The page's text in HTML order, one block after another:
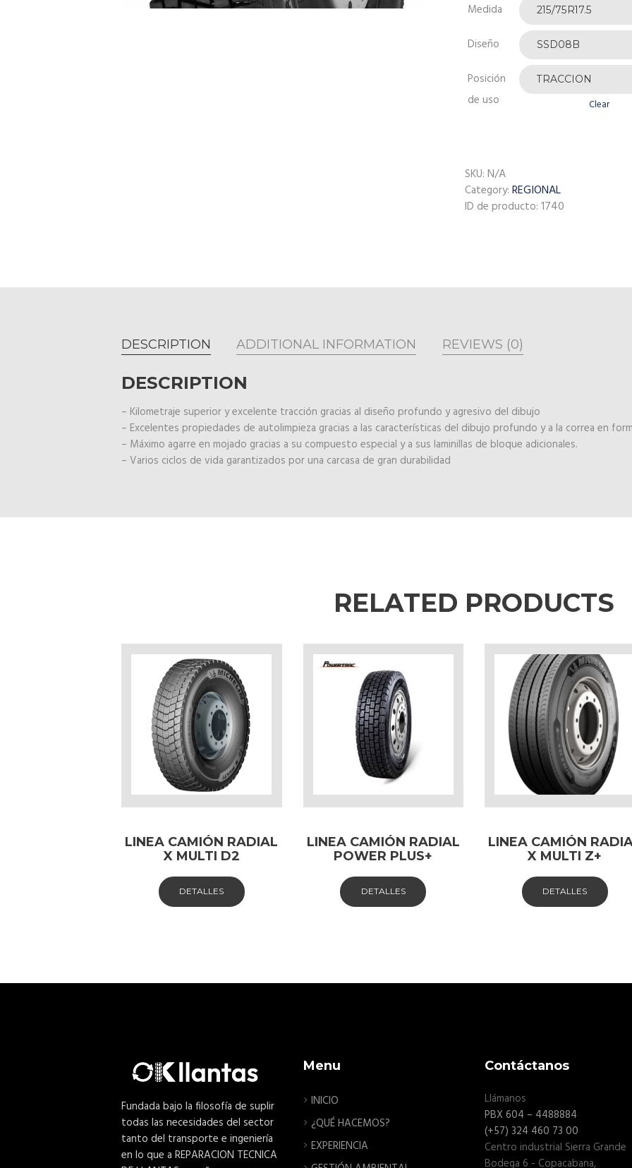
Medida
Diseño
Posición
de uso
Clear
SKU: N/A
Category: REGIONAL
ID de producto: 1740
DESCRIPTION ADDITIONAL INFORMATION REVIEWS (0)
DESCRIPTION
– Kilometraje superior y excelente tracción gracias al diseño profundo y agresivo del dibujo
– Excelentes propiedades de autolimpieza gracias a las características del dibujo profundo y a la correa en
– Máximo agarre en mojado gracias a su compuesto especial y a sus laminillas de bloque adicionales.
– Varios ciclos de vida garantizados por una carcasa de gran durabilidad
RELATED PRODUCTS
LINEA CAMIÓN RADIAL
X MULTI D2
DETALLES
LINEA CAMIÓN RADIAL
POWER PLUS+
DETALLES
LINEA CAMIÓN
X MULTI Z+
DETALLES
Fundada bajo la filosofía de suplir
todas las necesidades del sector
tanto del transporte e ingeniería
en lo que a REPARACION TECNICA
Menu
INICIO
¿QUÉ HACEMOS?
EXPERIENCIA
Contáctanos
Llámanos
PBX 604 – 4488884
(+57) 324 460 73 00
Centro industrial Sierra Grande
Bodega 6 - Copacabana,